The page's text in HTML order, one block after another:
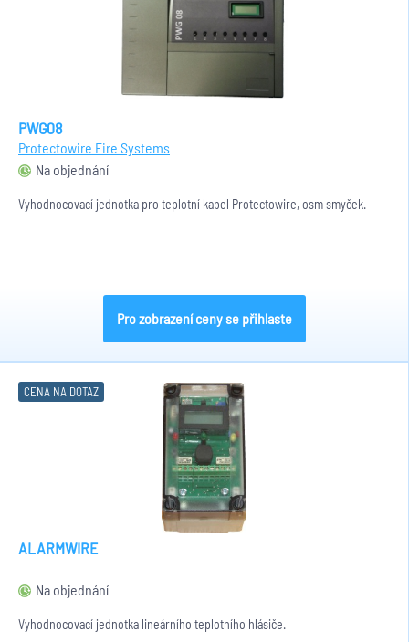
PWG08
Protectowire Fire Systems
Na objednání
Vyhodnocovací jednotka pro teplotní kabel Protectowire, osm smyček.
Pro zobrazení ceny se přihlaste
CENA NA DOTAZ
ALARMWIRE
Na objednání
Vyhodnocovací jednotka lineárního teplotního hlásiče.